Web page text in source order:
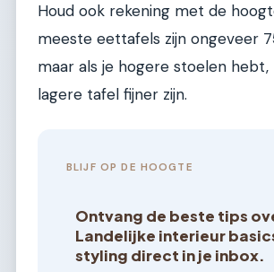
Houd ook rekening met de
meeste eettafels zijn ongeveer
maar als je hogere stoelen hebt,
lagere tafel fijner zijn.
BLIJF OP DE HOOGTE
Ontvang de beste tips
Landelijke interieur
styling direct in je inbox.